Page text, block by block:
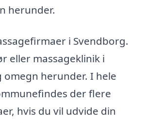
herunder.
i Svendborg.
eller massageklinik i
omegn herunder. I hele
der flere
hvis du vil udvide din